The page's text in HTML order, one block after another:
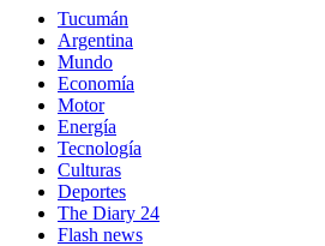
Tucumán
Argentina
Mundo
Economía
Motor
Energía
Tecnología
Culturas
Deportes
The Diary 24
Flash news